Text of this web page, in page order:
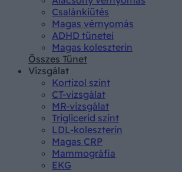
Csalánkiütés
Magas vérnyomás
ADHD tünetei
Magas koleszterin
Összes Tünet
Vizsgálat
Kortizol szint
CT-vizsgálat
MR-vizsgálat
Triglicerid szint
LDL-koleszterin
Magas CRP
Mammográfia
EKG